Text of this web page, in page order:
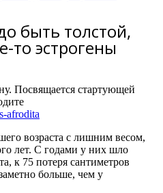
быть толстой,
то эстрогены
Посвящается стартующей
afrodita
возраста с лишним весом,
лет. С годами у них шло
к 75 потеря сантиметров
больше, чем у